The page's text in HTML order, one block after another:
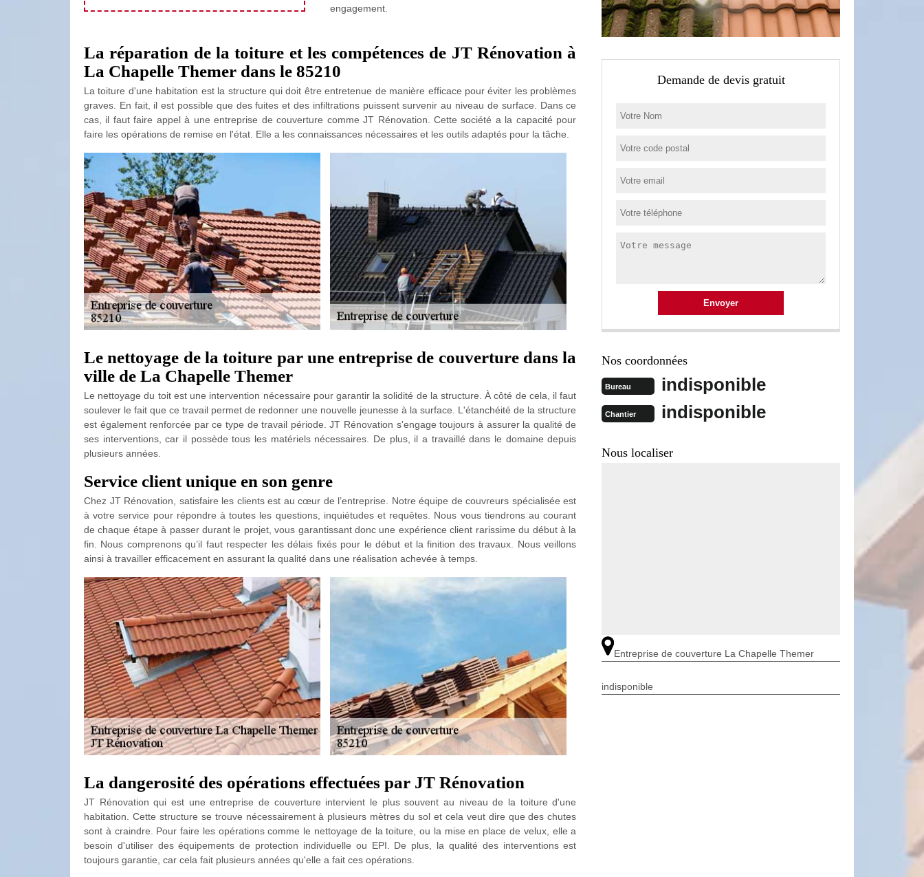
engagement.
La réparation de la toiture et les compétences de JT Rénovation à
La Chapelle Themer dans le 85210
La toiture d'une habitation est la structure qui doit être entretenue de manière efficace pour éviter les problèmes
graves. En fait, il est possible que des fuites et des infiltrations puissent survenir au niveau de surface. Dans ce
cas, il faut faire appel à une entreprise de couverture comme JT Rénovation. Cette société a la capacité pour
faire les opérations de remise en l'état. Elle a les connaissances nécessaires et les outils adaptés pour la tâche.
Le nettoyage de la toiture par une entreprise de couverture dans la
ville de La Chapelle Themer
Le nettoyage du toit est une intervention nécessaire pour garantir la solidité de la structure. À côté de cela, il faut
soulever le fait que ce travail permet de redonner une nouvelle jeunesse à la surface. L'étanchéité de la structure
est également renforcée par ce type de travail période. JT Rénovation s'engage toujours à assurer la qualité de
ses interventions, car il possède tous les matériels nécessaires. De plus, il a travaillé dans le domaine depuis
plusieurs années.
Service client unique en son genre
Chez JT Rénovation, satisfaire les clients est au cœur de l’entreprise. Notre équipe de couvreurs spécialisée est
à votre service pour répondre à toutes les questions, inquiétudes et requêtes. Nous vous tiendrons au courant
de chaque étape à passer durant le projet, vous garantissant donc une expérience client rarissime du début à la
fin. Nous comprenons qu’il faut respecter les délais fixés pour le début et la finition des travaux. Nous veillons
ainsi à travailler efficacement en assurant la qualité dans une réalisation achevée à temps.
La dangerosité des opérations effectuées par JT Rénovation
JT Rénovation qui est une entreprise de couverture intervient le plus souvent au niveau de la toiture d'une
habitation. Cette structure se trouve nécessairement à plusieurs mètres du sol et cela veut dire que des chutes
sont à craindre. Pour faire les opérations comme le nettoyage de la toiture, ou la mise en place de velux, elle a
besoin d'utiliser des équipements de protection individuelle ou EPI. De plus, la qualité des interventions est
toujours garantie, car cela fait plusieurs années qu'elle a fait ces opérations.
Demande de devis gratuit
Nos coordonnées
Bureau indisponible
Chantier indisponible
Nous localiser
Entreprise de couverture La Chapelle Themer
indisponible